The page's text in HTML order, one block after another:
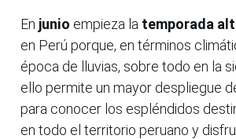
En junio empieza la temporada
en Perú porque, en términos
época de lluvias, sobre todo en la
ello permite un mayor despliegue
para conocer los espléndidos
en todo el territorio peruano y